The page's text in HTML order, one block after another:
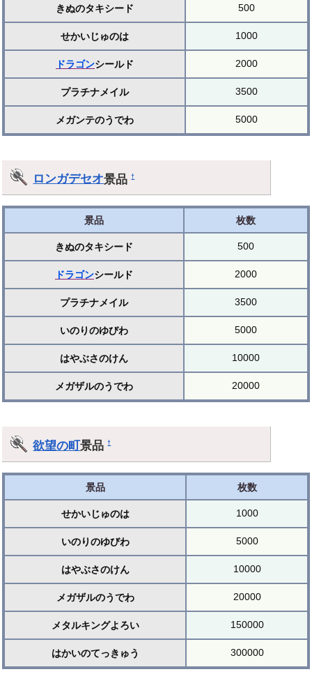
きぬのタキシード 500
せかいじゅのは 1000
ドラゴンシールド 2000
プラチナメイル 3500
メガンテのうでわ 5000
ロンガデセオ景品†
景品 枚数
きぬのタキシード 500
ドラゴンシールド 2000
プラチナメイル 3500
いのりのゆびわ 5000
はやぶさのけん 10000
メガザルのうでわ 20000
欲望の町景品†
景品 枚数
せかいじゅのは 1000
いのりのゆびわ 5000
はやぶさのけん 10000
メガザルのうでわ 20000
メタルキングよろい 150000
はかいのてっきゅう 300000